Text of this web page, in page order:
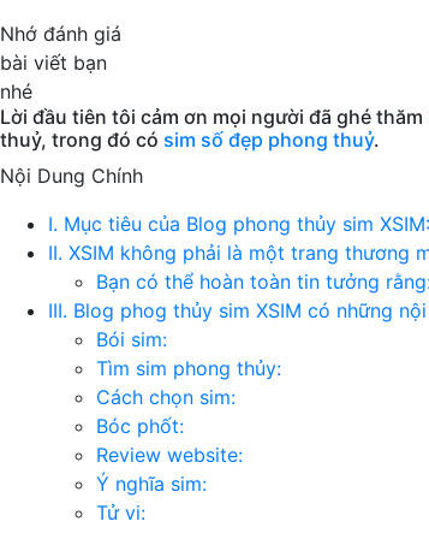
Nhớ đánh giá
bài viết bạn
nhé
Lời đầu tiên tôi cảm ơn mọi người đã ghé
thuỷ, trong đó có sim số đẹp phong thuỷ.
Nội Dung Chính
I. Mục tiêu của Blog phong thủy sim XSIM:
II. XSIM không phải là một trang thương
Bạn có thể hoàn toàn tin tưởng
III. Blog phog thủy sim XSIM có những
Bói sim:
Tìm sim phong thủy:
Cách chọn sim:
Bóc phốt:
Review website:
Ý nghĩa sim:
Tử vi: